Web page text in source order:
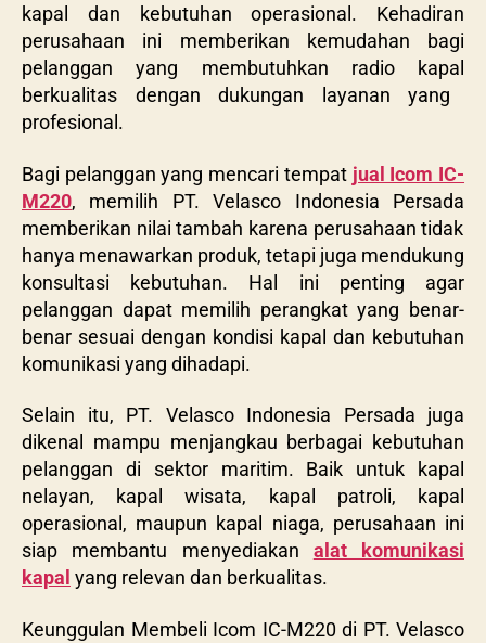
kapal dan kebutuhan operasional. Kehadiran
perusahaan ini memberikan kemudahan bagi
pelanggan yang membutuhkan radio kapal
berkualitas dengan dukungan layanan yang
profesional.
Bagi pelanggan yang mencari tempat jual Icom IC-
M220, memilih PT. Velasco Indonesia Persada
memberikan nilai tambah karena perusahaan tidak
hanya menawarkan produk, tetapi juga mendukung
konsultasi kebutuhan. Hal ini penting agar
pelanggan dapat memilih perangkat yang benar-
benar sesuai dengan kondisi kapal dan kebutuhan
komunikasi yang dihadapi.
Selain itu, PT. Velasco Indonesia Persada juga
dikenal mampu menjangkau berbagai kebutuhan
pelanggan di sektor maritim. Baik untuk kapal
nelayan, kapal wisata, kapal patroli, kapal
operasional, maupun kapal niaga, perusahaan ini
siap membantu menyediakan alat komunikasi
kapal yang relevan dan berkualitas.
Keunggulan Membeli Icom IC-M220 di PT. Velasco